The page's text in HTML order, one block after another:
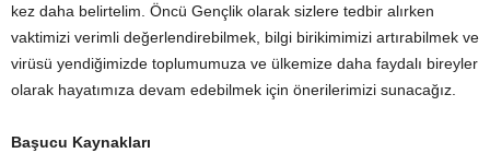
kez daha belirtelim. Öncü Gençlik olarak sizlere tedbir alırken
vaktimizi verimli değerlendirebilmek, bilgi birikimimizi artırabilmek ve
virüsü yendiğimizde toplumumuza ve ülkemize daha faydalı bireyler
olarak hayatımıza devam edebilmek için önerilerimizi sunacağız.
Başucu Kaynakları